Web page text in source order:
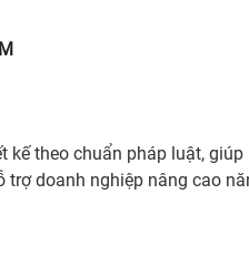
theo chuẩn pháp luật,
doanh nghiệp nâng cao